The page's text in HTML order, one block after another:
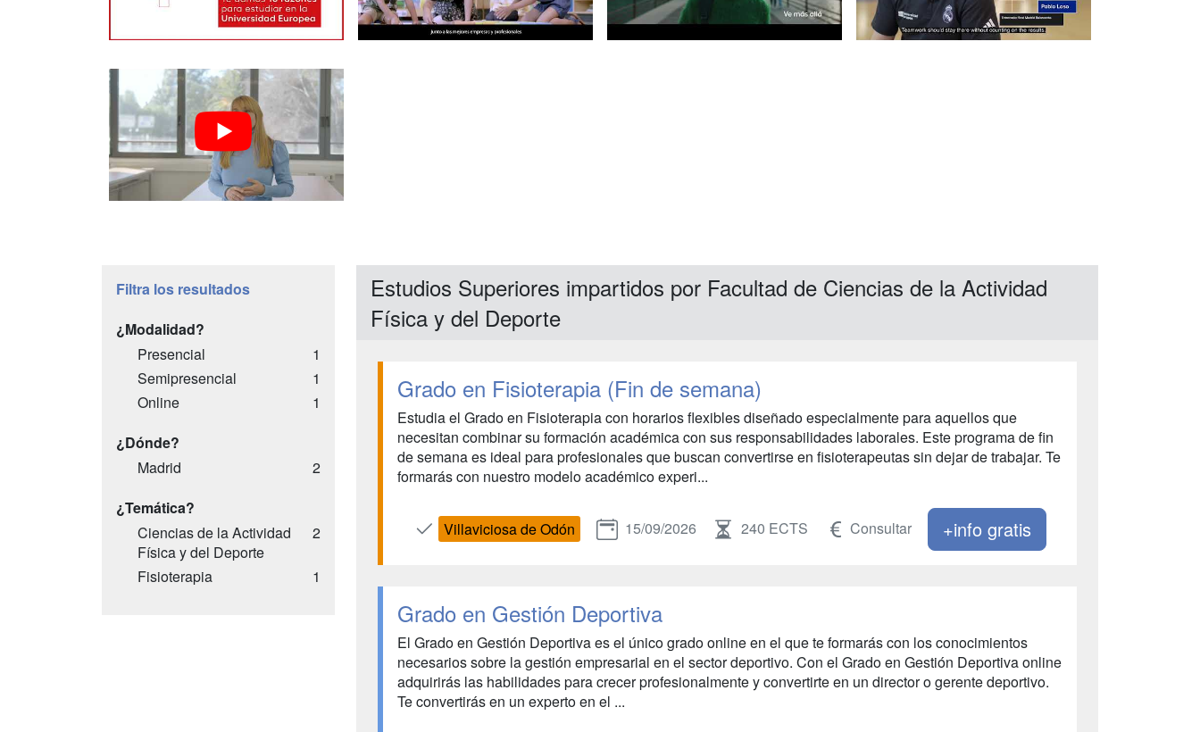
Filtra los resultados
¿Modalidad?
Presencial
1
Semipresencial
1
Online
1
¿Dónde?
Madrid
2
¿Temática?
Ciencias de la Actividad
Física y del Deporte
2
Fisioterapia 1
Estudios Superiores impartidos por Facultad de Ciencias de la Actividad
Física y del Deporte
Grado en Fisioterapia (Fin de semana)
Estudia el Grado en Fisioterapia con horarios flexibles diseñado especialmente para aquellos que
necesitan combinar su formación académica con sus responsabilidades laborales. Este programa de fin
de semana es ideal para profesionales que buscan convertirse en fisioterapeutas sin dejar de trabajar. Te
formarás con nuestro modelo académico experi...
Villaviciosa de Odón 15/09/2026 240 ECTS Consultar +info gratis
Grado en Gestión Deportiva
El Grado en Gestión Deportiva es el único grado online en el que te formarás con los conocimientos
necesarios sobre la gestión empresarial en el sector deportivo. Con el Grado en Gestión Deportiva online
adquirirás las habilidades para crecer profesionalmente y convertirte en un director o gerente deportivo.
Te convertirás en un experto en el ...